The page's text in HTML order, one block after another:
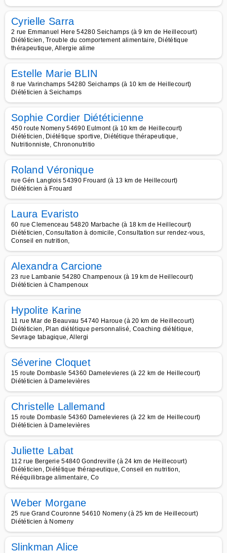
Cyrielle Sarra
2 rue Emmanuel Here 54280 Seichamps (à 9 km de Heillecourt)
Diététicien, Trouble du comportement alimentaire, Diététique
thérapeutique, Allergie alime
Estelle Marie BLIN
8 rue Varinchamps 54280 Seichamps (à 10 km de Heillecourt)
Diététicien à Seichamps
Sophie Cordier Diététicienne
450 route Nomeny 54690 Eulmont (à 10 km de Heillecourt)
Diététicien, Diététique sportive, Diététique thérapeutique,
Nutritionniste, Chrononutritio
Roland Véronique
rue Gén Langlois 54390 Frouard (à 13 km de Heillecourt)
Diététicien à Frouard
Laura Evaristo
60 rue Clemenceau 54820 Marbache (à 18 km de Heillecourt)
Diététicien, Consultation à domicile, Consultation sur rendez-vous,
Conseil en nutrition,
Alexandra Carcione
23 rue Lambanie 54280 Champenoux (à 19 km de Heillecourt)
Diététicien à Champenoux
Hypolite Karine
11 rue Mar de Beauvau 54740 Haroue (à 20 km de Heillecourt)
Diététicien, Plan diététique personnalisé, Coaching diététique,
Sevrage tabagique, Allergi
Séverine Cloquet
15 route Dombasle 54360 Damelevieres (à 22 km de Heillecourt)
Diététicien à Damelevières
Christelle Lallemand
15 route Dombasle 54360 Damelevieres (à 22 km de Heillecourt)
Diététicien à Damelevières
Juliette Labat
112 rue Bergerie 54840 Gondreville (à 24 km de Heillecourt)
Diététicien, Diététique thérapeutique, Conseil en nutrition,
Rééquilibrage alimentaire, Co
Weber Morgane
25 rue Grand Couronne 54610 Nomeny (à 25 km de Heillecourt)
Diététicien à Nomeny
Slinkman Alice